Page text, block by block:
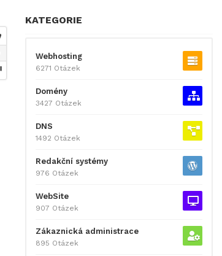
KATEGORIE
Webhosting
6271 Otázek
Domény
3427 Otázek
DNS
1492 Otázek
Redakční systémy
976 Otázek
WebSite
907 Otázek
Zákaznická administrace
895 Otázek